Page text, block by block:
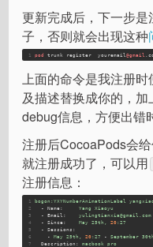
更新完成后，下一步
子，否则就会出现这种
1 pod trunk register  youremail@gmail
上面的命令是我注册
及描述替换成你的，加
debug信息，方便出错
注册后CocoaPods会
就注册成功了，可以用
注册信息：
1
2
3
4
5
6
7
bogon:YXYNumberAnimationLabel
-
Name: Yang
Xiaoyu
-
Email:
yulingtianxia@gmail.com
-
Since: May 25th, 20:27
-
Sessions:
-
May 25th, 20:27 - September
Description:
macbook pro